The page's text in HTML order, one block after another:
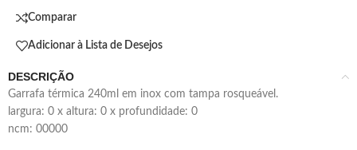
Comparar
Adicionar à Lista de Desejos
DESCRIÇÃO
garrafa térmica 240ml em inox com tampa rosqueável.
largura: 0 x altura: 0 x profundidade: 0
ncm: 00000